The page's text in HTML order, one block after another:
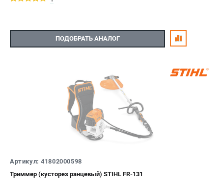
ПОДОБРАТЬ АНАЛОГ
Артикул: 41802000598
Триммер (кусторез ранцевый) STIHL FR-131